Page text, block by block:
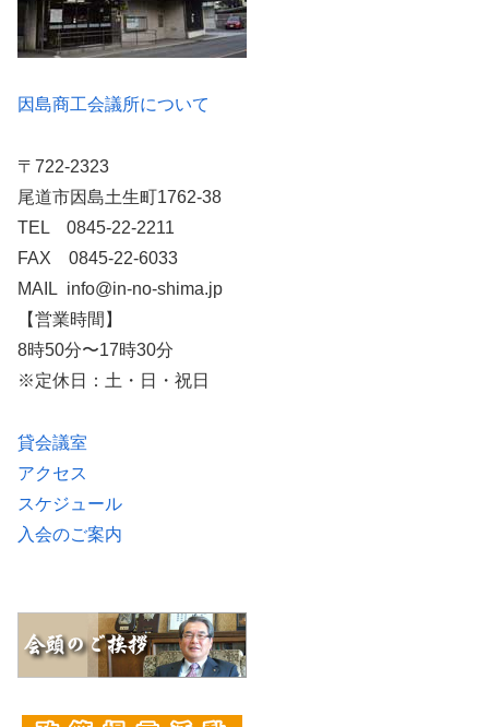
因島商工会議所について
〒722-2323
尾道市因島土生町1762-38
TEL 0845-22-2211
FAX 0845-22-6033
MAIL info@in-no-shima.jp
【営業時間】
8時50分〜17時30分
※定休日：土・日・祝日
貸会議室
アクセス
スケジュール
入会のご案内